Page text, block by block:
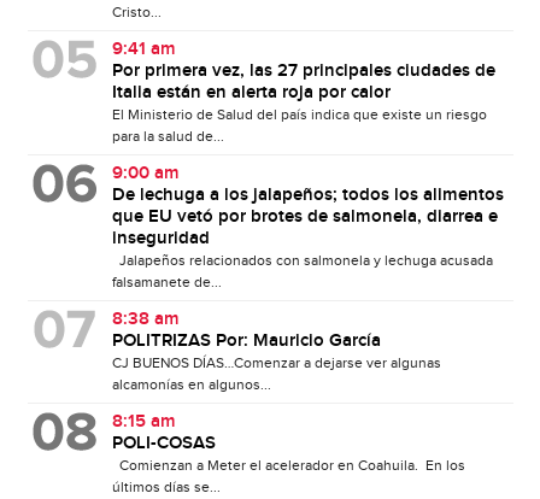
Cristo...
9:41 am
Por primera vez, las 27 principales ciudades de
Italia están en alerta roja por calor
El Ministerio de Salud del país indica que existe un riesgo
para la salud de...
9:00 am
De lechuga a los jalapeños; todos los alimentos
que EU vetó por brotes de salmonela, diarrea e
inseguridad
Jalapeños relacionados con salmonela y lechuga acusada
falsamanete de...
8:38 am
POLITRIZAS Por: Mauricio García
CJ BUENOS DÍAS…Comenzar a dejarse ver algunas
alcamonías en algunos...
8:15 am
POLI-COSAS
Comienzan a Meter el acelerador en Coahuila. En los
últimos días se...